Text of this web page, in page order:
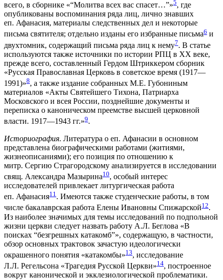
всего, в сборнике «“Молитва всех вас спасет…”»5, где
опубликованы воспоминания ряда лиц, лично знавших
еп. Афанасия, материалы следственных дел и некоторые
письма святителя; отдельно изданы его избранные письма6 и
двухтомник, содержащий письма ряда лиц к нему7. В статье
используются также источники по истории РПЦ в ХХ веке,
прежде всего, составленный Гердом Штриккером сборник
«Русская Православная Церковь в советское время (1917—
1991)»8, а также издание собранных М.Е. Губониным
материалов «Акты Святейшего Тихона, Патриарха
Московского и всея России, позднейшие документы и
переписка о каноническом преемстве высшей церковной
власти. 1917—1943 гг.»9.
Историография. Литература о еп. Афанасии в основном
представлена биографическими работами (житиями,
жизнеописаниями); его позиция по отношению к
митр. Сергию Страгородскому анализируется в исследовании
свящ. Александра Мазырина10, особый интерес
исследователей привлекает литургическая работа
еп. Афанасия11 . Имеются также студенческие работы, в том
числе бакалаврская работа Елены Ивановны Спижарской12.
Из наиболее значимых для темы исследований по подпольной
жизни церкви следует назвать работу А.Л. Беглова «В
поисках “безгрешных катакомб”», содержащую, в частности,
обзор основных трактовок зачастую идеологически
окрашенного понятия «катакомбы»13, исследование
Л.Л. Регельсона «Трагедия Русской Церкви»14, построенное
вокруг канонической и экклезиологической проблематики.